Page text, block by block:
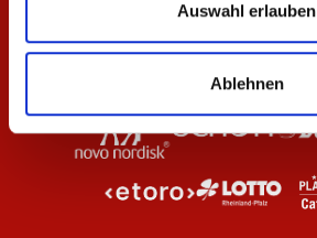
Auswahl erlauben
Ablehnen